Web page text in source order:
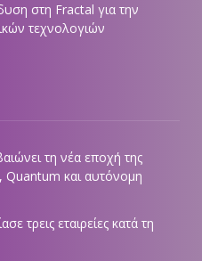
στη Fractal για την
τεχνολογιών
τη νέα εποχή της
Quantum και αυτόνομη
τρεις εταιρείες κατά τη